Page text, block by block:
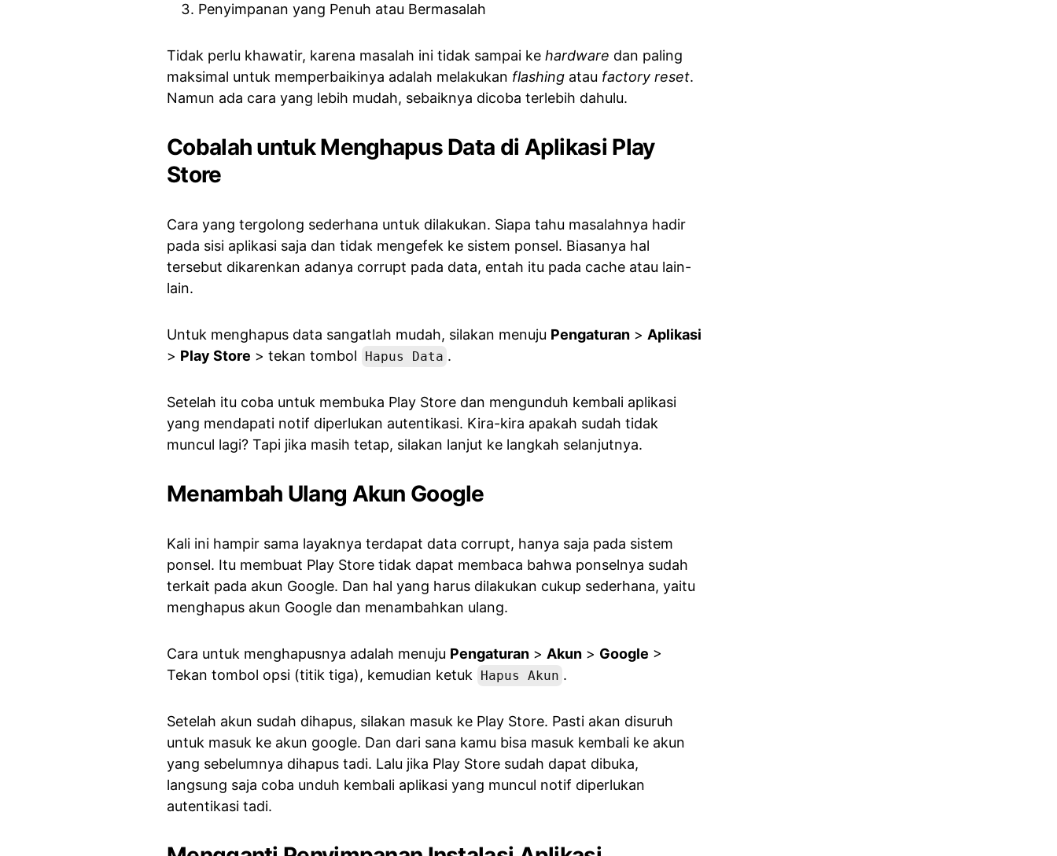
Penyimpanan yang Penuh atau Bermasalah
Tidak perlu khawatir, karena masalah ini tidak sampai ke hardware dan paling
maksimal untuk memperbaikinya adalah melakukan flashing atau factory reset.
Namun ada cara yang lebih mudah, sebaiknya dicoba terlebih dahulu.
Cobalah untuk Menghapus Data di Aplikasi Play
Store
Cara yang tergolong sederhana untuk dilakukan. Siapa tahu masalahnya hadir
pada sisi aplikasi saja dan tidak mengefek ke sistem ponsel. Biasanya hal
tersebut dikarenkan adanya corrupt pada data, entah itu pada cache atau lain-
lain.
Untuk menghapus data sangatlah mudah, silakan menuju Pengaturan > Aplikasi
> Play Store > tekan tombol Hapus Data .
Setelah itu coba untuk membuka Play Store dan mengunduh kembali aplikasi
yang mendapati notif diperlukan autentikasi. Kira-kira apakah sudah tidak
muncul lagi? Tapi jika masih tetap, silakan lanjut ke langkah selanjutnya.
Menambah Ulang Akun Google
Kali ini hampir sama layaknya terdapat data corrupt, hanya saja pada sistem
ponsel. Itu membuat Play Store tidak dapat membaca bahwa ponselnya sudah
terkait pada akun Google. Dan hal yang harus dilakukan cukup sederhana, yaitu
menghapus akun Google dan menambahkan ulang.
Cara untuk menghapusnya adalah menuju Pengaturan > Akun > Google >
Tekan tombol opsi (titik tiga), kemudian ketuk
Hapus Akun .
Setelah akun sudah dihapus, silakan masuk ke Play Store. Pasti akan disuruh
untuk masuk ke akun google. Dan dari sana kamu bisa masuk kembali ke akun
yang sebelumnya dihapus tadi. Lalu jika Play Store sudah dapat dibuka,
langsung saja coba unduh kembali aplikasi yang muncul notif diperlukan
autentikasi tadi.